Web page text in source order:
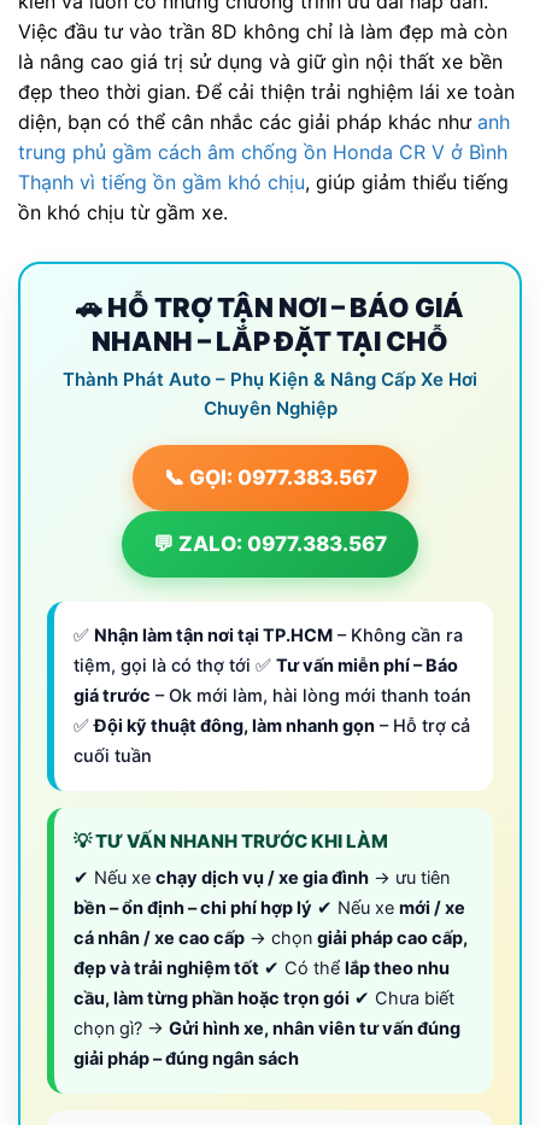
Việc đầu tư vào trần 8D không chỉ là làm đẹp mà còn
là nâng cao giá trị sử dụng và giữ gìn nội thất xe bền
đẹp theo thời gian. Để cải thiện trải nghiệm lái xe toàn
diện, bạn có thể cân nhắc các giải pháp khác như anh
trung phủ gầm cách âm chống ồn Honda CR V ở Bình
Thạnh vì tiếng ồn gầm khó chịu, giúp giảm thiểu tiếng
ồn khó chịu từ gầm xe.
🚗 HỖ TRỢ TẬN NƠI – BÁO GIÁ
NHANH – LẮP ĐẶT TẠI CHỖ
Thành Phát Auto – Phụ Kiện & Nâng Cấp Xe Hơi
Chuyên Nghiệp
📞 GỌI: 0977.383.567
💬 ZALO: 0977.383.567
✅ Nhận làm tận nơi tại TP.HCM – Không cần ra
tiệm, gọi là có thợ tới ✅ Tư vấn miễn phí – Báo
giá trước – Ok mới làm, hài lòng mới thanh toán
✅Đội kỹ thuật đông, làm nhanh gọn – Hỗ trợ cả
cuối tuần
💡 TƯ VẤN NHANH TRƯỚC KHI LÀM
✔ Nếu xe chạy dịch vụ / xe gia đình → ưu tiên
bền – ổn định – chi phí hợp lý ✔ Nếu xe mới / xe
cá nhân / xe cao cấp → chọn giải pháp cao cấp,
đẹp và trải nghiệm tốt ✔ Có thể lắp theo nhu
cầu, làm từng phần hoặc trọn gói ✔ Chưa biết
chọn gì? → Gửi hình xe, nhân viên tư vấn đúng
giải pháp – đúng ngân sách